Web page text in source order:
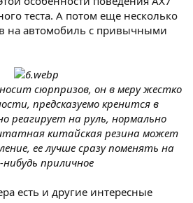
теста. А потом еще несколько
на автомобиль с привычными
сюрпризов, он в меру жестко
предсказуемо кренится в
реагирует на руль, нормально
китайская резина может
ее лучше сразу поменять на
приличное
есть и другие интересные